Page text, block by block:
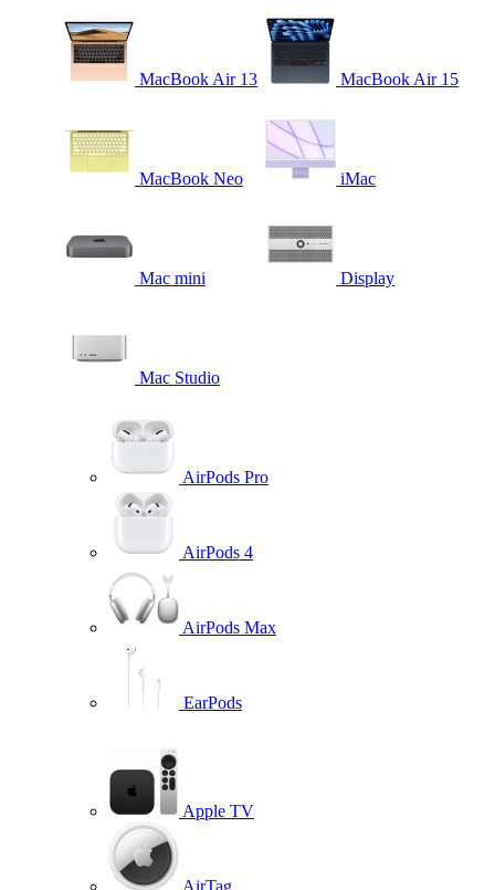
MacBook Air 13 MacBook Air 15
MacBook Neo iMac
Mac mini Display
Mac Studio
AirPods Pro
AirPods 4
AirPods Max
EarPods
Apple TV